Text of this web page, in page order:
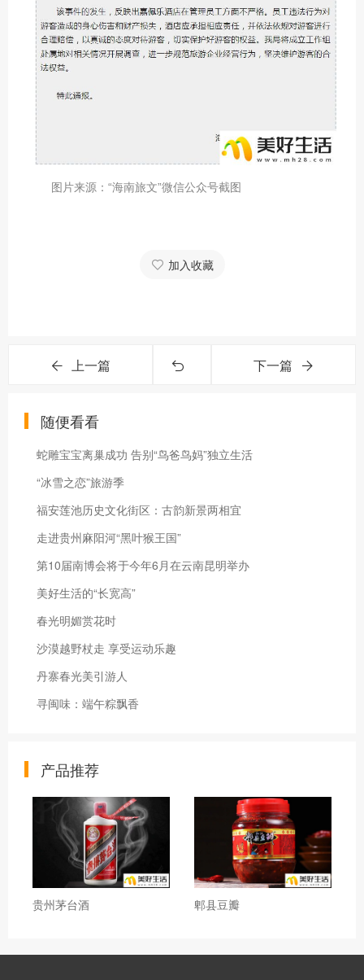
图片来源：“海南旅文”微信公众号截图
加入收藏
上一篇 下一篇
随便看看
蛇雕宝宝离巢成功 告别“鸟爸鸟妈”独立生活
“冰雪之恋”旅游季
福安莲池历史文化街区：古韵新景两相宜
走进贵州麻阳河“黑叶猴王国”
第10届南博会将于今年6月在云南昆明举办
美好生活的“长宽高”
春光明媚赏花时
沙漠越野杖走 享受运动乐趣
丹寨春光美引游人
寻闽味：端午粽飘香
产品推荐
贵州茅台酒 郫县豆瓣